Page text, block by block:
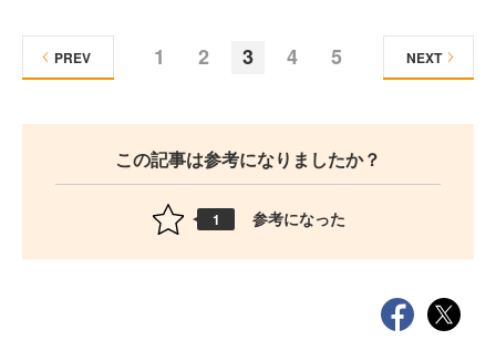
1 2 3 4 5
PREV NEXT
この記事は参考になりましたか？
1 参考になった